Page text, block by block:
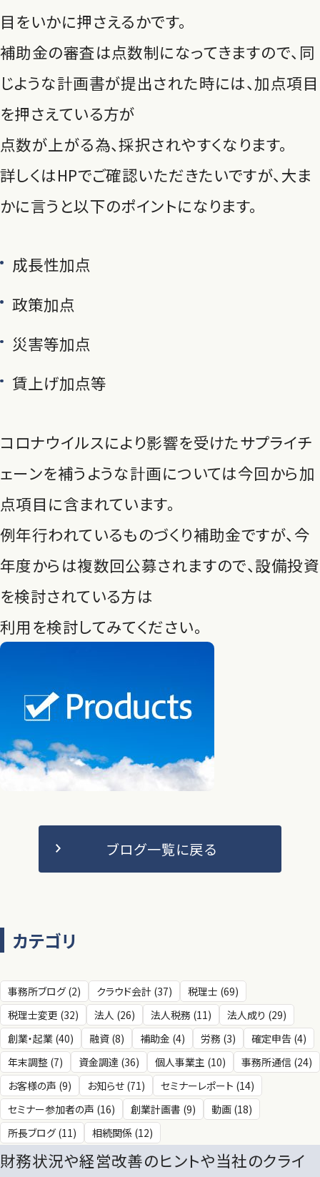
目をいかに押さえるかです。
補助金の審査は点数制になってきますので、同
じような計画書が提出された時には、加点項目
を押さえている方が
点数が上がる為、採択されやすくなります。
詳しくはHPでご確認いただきたいですが、大ま
かに言うと以下のポイントになります。
成長性加点
政策加点
災害等加点
賃上げ加点等
コロナウイルスにより影響を受けたサプライチ
ェーンを補うような計画については今回から加
点項目に含まれています。
例年行われているものづくり補助金ですが、今
年度からは複数回公募されますので、設備投資
を検討されている方は
利用を検討してみてください。
ブログ一覧に戻る
カテゴリ
事務所ブログ (2) クラウド会計 (37)
税理士 (69)
税理士変更 (32)
法人 (26) 法人税務 (11)
法人成り (29)
創業・起業 (40)
融資 (8) 補助金 (4) 労務 (3)
確定申告 (4)
年末調整 (7)
資金調達 (36) 個人事業主 (10)
事務所通信 (24)
お客様の声 (9)
お知らせ (71)
セミナーレポート (14)
セミナー参加者の声 (16)
創業計画書 (9)
動画 (18)
所長ブログ (11)
相続関係 (12)
財務状況や経営改善のヒントや当社のクライ